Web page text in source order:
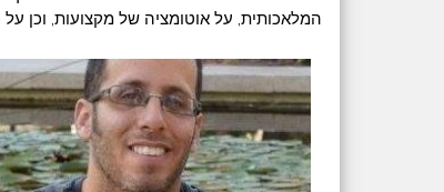
המלאכותית, על אוטומציה של מקצועות, וכן